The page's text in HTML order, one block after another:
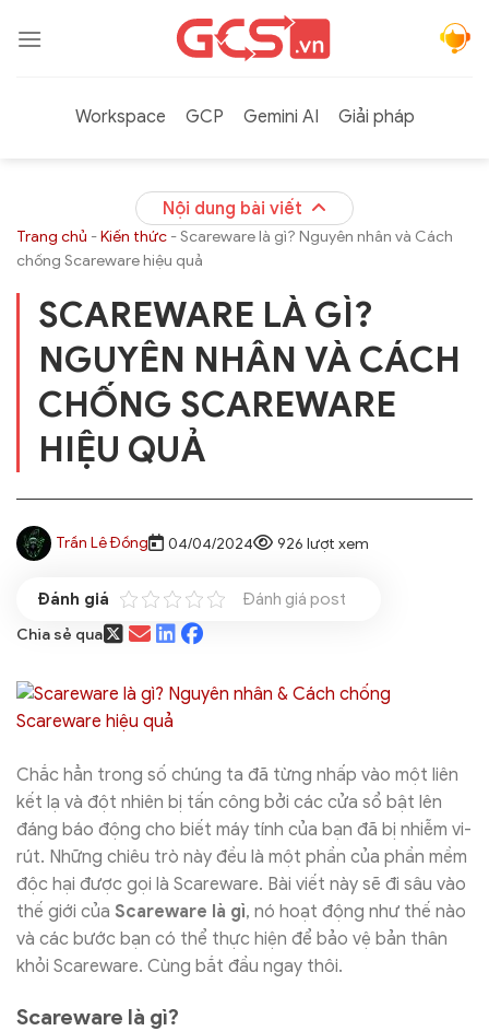
qua
Workspace
GCP Gemini AI Giải pháp
Nội dung bài viết
Trang chủ -Kiến thức -Scareware là gì? Nguyên nhân và Cách
chống Scareware hiệu quả
SCAREWARE LÀ GÌ?
NGUYÊN NHÂN VÀ CÁCH
CHỐNG SCAREWARE
HIỆU QUẢ
Trần Lê Đồng 04/04/2024 926 lượt xem
Đánh giá post
Chia sẻ qua
Chắc hẳn trong số chúng ta đã từng nhấp vào một liên
kết lạ và đột nhiên bị tấn công bởi các cửa sổ bật lên
đáng báo động cho biết máy tính của bạn đã bị nhiễm vi-
rút. Những chiêu trò này đều là một phần của phần mềm
độc hại được gọi là Scareware. Bài viết này sẽ đi sâu vào
thế giới của Scareware là gì, nó hoạt động như thế nào
và các bước bạn có thể thực hiện để bảo vệ bản thân
khỏi Scareware. Cùng bắt đầu ngay thôi.
Scareware là gì?